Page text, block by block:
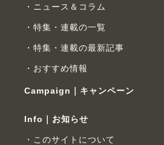
ニュース＆コラム
特集・連載の一覧
特集・連載の最新記事
おすすめ情報
Campaign｜キャンペーン
Info｜お知らせ
このサイトについて